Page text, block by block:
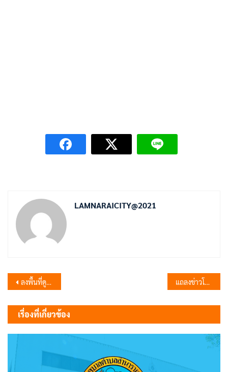
LAMNARAICITY@2021
แนะแนว
เรื่อง
ลงพื้นที่ดูงาน แถลงข่าวโครงการเดิน วิ่ง ปั่น ป้องกันอัมพาต ครั้งที่ 10
เรื่องที่เกี่ยวข้อง